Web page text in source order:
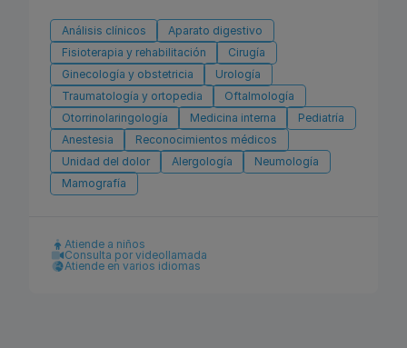
Análisis clínicos
Aparato digestivo
Fisioterapia y rehabilitación
Cirugía
Ginecología y obstetricia
Urología
Traumatología y ortopedia
Oftalmología
Otorrinolaringología
Medicina interna
Pediatría
Anestesia
Reconocimientos médicos
Unidad del dolor
Alergología
Neumología
Mamografía
Atiende a niños
Consulta por videollamada
Atiende en varios idiomas